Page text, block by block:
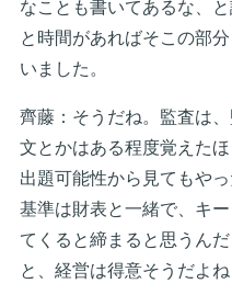
なことも書いてあるな、
と時間があればそこの部
いました。
齊藤：そうだね。監査は
文とかはある程度覚えた
出題可能性から見てもや
基準は財表と一緒で、キ
てくると締まると思うん
と、経営は得意そうだよね